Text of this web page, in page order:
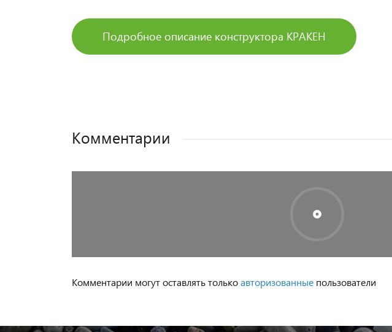
Подробное описание конструктора КРАКЕН
Комментарии
Комментарии могут оставлять толькоавторизованные пользователи